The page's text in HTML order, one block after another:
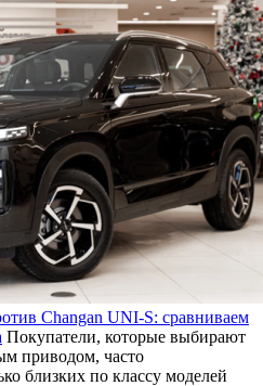
Changan UNI-S: сравниваем
Покупатели, которые выбирают
приводом, часто
близких по классу моделей